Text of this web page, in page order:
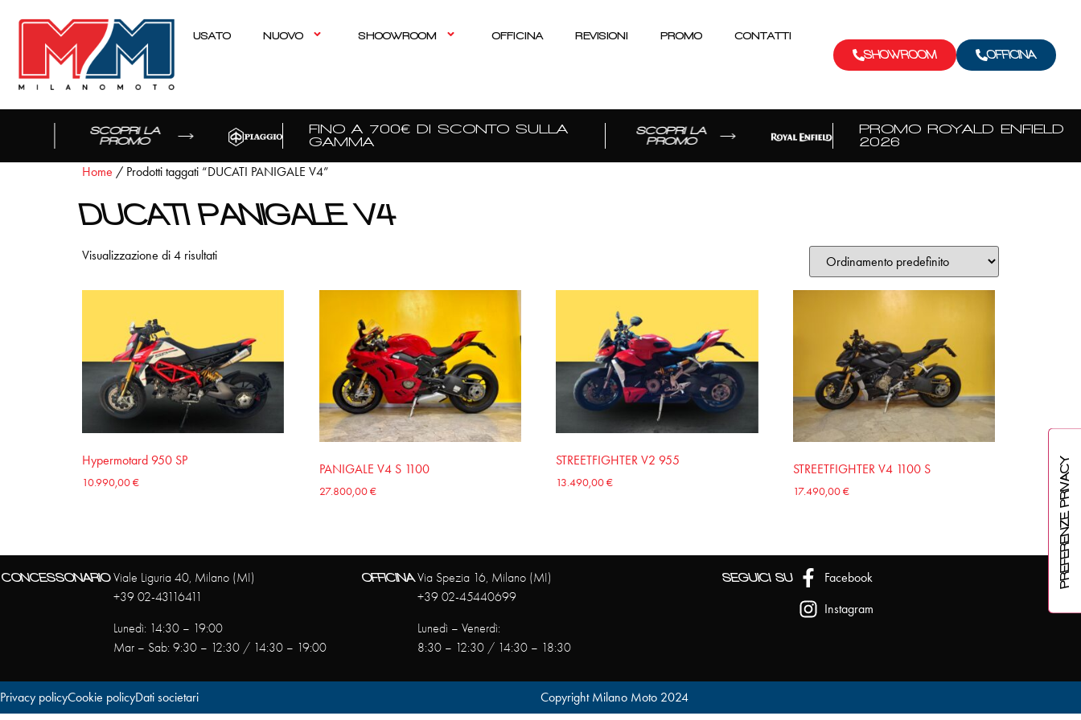
USATO NUOVO SHOOWROOM OFFICINA REVISIONI PROMO CONTATTI
SHOWROOM OFFICINA
SCOPRI LA
PROMO
FINO A 700€ DI SCONTO SULLA
GAMMA
SCOPRI LA
PROMO
PROMO ROYALD ENFIELD
2026
Home / Prodotti taggati “DUCATI PANIGALE V4”
DUCATI PANIGALE V4
Visualizzazione di 4 risultati
Hypermotard 950 SP
10.990,00€
PANIGALE V4 S 1100
27.800,00€
STREETFIGHTER V2 955
13.490,00€
STREETFIGHTER V4 1100 S
17.490,00€
CONCESSONARIOViale Liguria 40, Milano (MI)
+39 02-43116411
Lunedì: 14:30 – 19:00
Mar – Sab: 9:30 – 12:30 / 14:30 – 19:00
OFFICINAVia Spezia 16, Milano (MI)
+39 02-45440699
Lunedì – Venerdì:
8:30 – 12:30 / 14:30 – 18:30
SEGUICI SU Facebook
Instagram
Privacy policyCookie policyDati societari Copyright Milano Moto 2024